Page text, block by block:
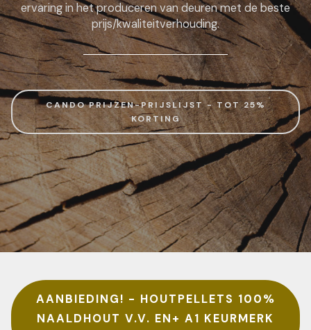
ervaring in het produceren van deuren met de beste
prijs/kwaliteitverhouding.
CANDO PRIJZEN-PRIJSLIJST - TOT 25%
KORTING
AANBIEDING! - HOUTPELLETS 100%
NAALDHOUT V.V. EN+ A1 KEURMERK